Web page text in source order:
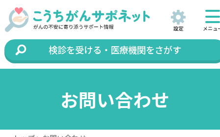
設定
検診を受ける・医療機関をさがす
メニュ
お問い合わせ